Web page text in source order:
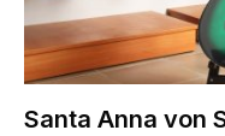
Santa Anna von